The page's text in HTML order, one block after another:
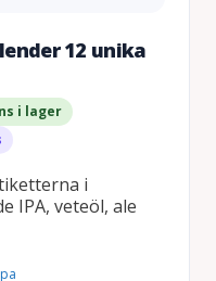
12 unika
i lager
i
IPA, veteöl, ale